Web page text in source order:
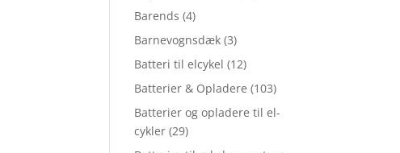
Barends (4)
Barnevognsdæk (3)
Batteri til elcykel (12)
Batterier & Opladere (103)
Batterier og opladere til el-
cykler (29)